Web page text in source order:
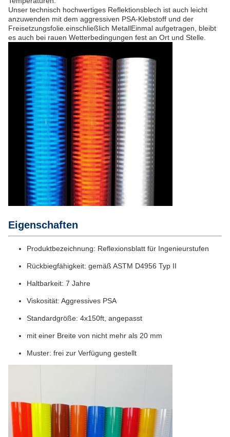
Unser technisch hochwertiges Reflektionsblech ist auch leicht
anzuwenden mit dem aggressiven PSA-Klebstoff und der
Freisetzungsfolie.einschließlich MetallEinmal aufgetragen, bleibt
es auch bei rauen Wetterbedingungen fest an Ort und Stelle.
Eigenschaften
Produktbezeichnung: Reflexionsblatt für Ingenieurstufen
Rückbiegfähigkeit: gemäß ASTM D4956 Typ II
Haltbarkeit: 7 Jahre
Viskosität: Aggressives PSA
Standardgröße: 4x150ft, angepasst
mit einer Breite von nicht mehr als 20 mm
Muster: frei zur Verfügung gestellt